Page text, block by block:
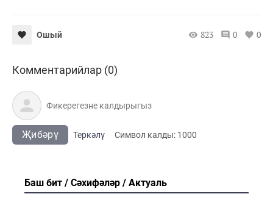
Ошый 823 0 0
Комментарийлар (0)
Җибәрү Теркәлү Cимвол калды: 1000
Баш бит Сәхифәләр Актуаль